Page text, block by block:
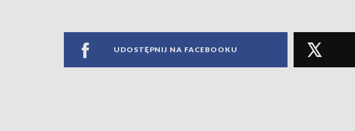
UDOSTĘPNIJ NA FACEBOOKU